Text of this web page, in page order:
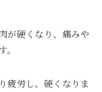
が硬くなり、痛みや
疲労し、硬くなりま